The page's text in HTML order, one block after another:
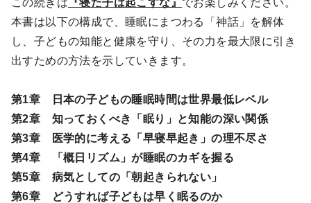
この続きは 『寝た子は起こすな』 でお楽しみください。
本書は以下の構成で、睡眠にまつわる「神話」を解体
し、子どもの知能と健康を守り、その力を最大限に引き
出すための方法を示していきます。
第1章 日本の子どもの睡眠時間は世界最低レベル
第2章 知っておくべき「眠り」と知能の深い関係
第3章 医学的に考える「早寝早起き」の理不尽さ
第4章 「概日リズム」が睡眠のカギを握る
第5章 病気としての「朝起きられない」
第6章 どうすれば子どもは早く眠るのか